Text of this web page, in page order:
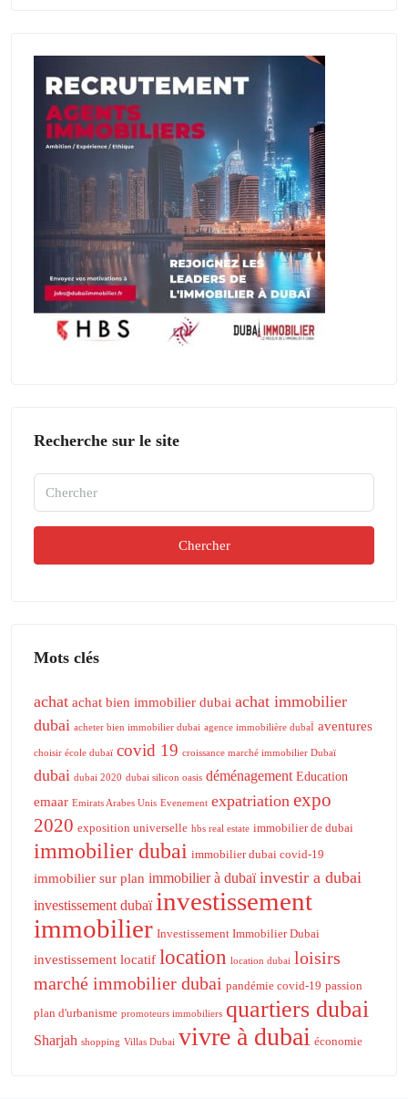
Recherche sur le site
Chercher
Mots clés
achat achat bien immobilier dubai achat immobilier
dubai acheter bien immobilier dubai agence immobilière dubaÏ aventures
choisir école dubaï covid 19 croissance marché immobilier Dubaï
dubai dubai 2020 dubai silicon oasis déménagement Education
emaar Emirats Arabes Unis Evenement expatriation expo
2020 exposition universelle hbs real estate immobilier de dubai
immobilier dubai immobilier dubai covid-19
immobilier sur plan immobilier à dubaï investir a dubai
investissement dubaï investissement
immobilier Investissement Immobilier Dubai
investissement locatif location location dubai loisirs
marché immobilier dubai pandémie covid-19 passion
plan d'urbanisme promoteurs immobiliers quartiers dubai
Sharjah shopping Villas Dubai vivre à dubai économie